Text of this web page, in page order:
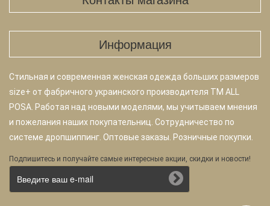
Информация
Стильная и современная женская одежда больших размеров
size+ от фабричного украинского производителя TM ALL
POSA. Работая над новыми моделями, мы учитываем мнения
и пожелания наших покупательниц. Сотрудничество по
системе дропшиппинг. Оптовые заказы. Розничные покупки.
Подпишитесь и получайте самые интересные акции, скидки и новости!